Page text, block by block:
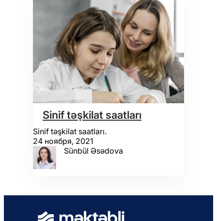
Sinif təşkilat saatları
Sinif təşkilat saatları.
24 ноября, 2021
Sünbül Əsədova